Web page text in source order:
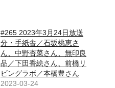
#265 2023年3月24日放送
分・手紙舎／石坂桃恵さ
ん、中野杏菜さん、無印良
品／下田香絵さん、前橋リ
ビングラボ／本橋豊さん
2023-03-24